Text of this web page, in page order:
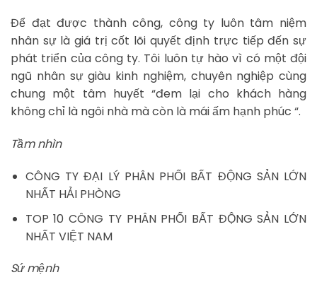
Để đạt được thành công, công ty luôn tâm niệm
nhân sự là giá trị cốt lõi quyết định trực tiếp đến sự
phát triển của công ty. Tôi luôn tự hào vì có một đội
ngũ nhân sự giàu kinh nghiệm, chuyên nghiệp cùng
chung một tâm huyết “đem lại cho khách hàng
không chỉ là ngôi nhà mà còn là mái ấm hạnh phúc “.
Tầm nhìn
CÔNG TY ĐẠI LÝ PHÂN PHỐI BẤT ĐỘNG SẢN LỚN
NHẤT HẢI PHÒNG
TOP 10 CÔNG TY PHÂN PHỐI BẤT ĐỘNG SẢN LỚN
NHẤT VIỆT NAM
Sứ mệnh